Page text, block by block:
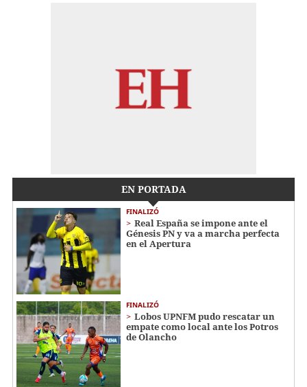
EN PORTADA
FINALIZÓ
Real España se impone ante el
Génesis PN y va a marcha perfecta
en el Apertura
FINALIZÓ
Lobos UPNFM pudo rescatar un
empate como local ante los Potros
de Olancho